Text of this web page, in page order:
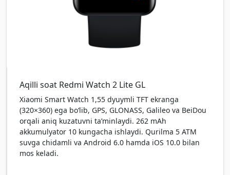
Aqilli soat Redmi Watch 2 Lite GL
Xiaomi Smart Watch 1,55 dyuymli TFT ekranga
(320×360) ega bo‘lib, GPS, GLONASS, Galileo va BeiDou
orqali aniq kuzatuvni ta’minlaydi. 262 mAh
akkumulyator 10 kungacha ishlaydi. Qurilma 5 ATM
suvga chidamli va Android 6.0 hamda iOS 10.0 bilan
mos keladi.